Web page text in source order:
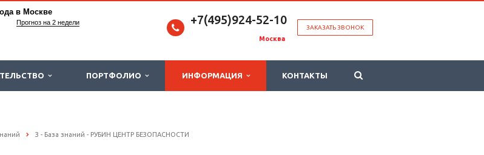
в Москве
Прогноз на 2 недели
ЗАКАЗАТЬ ЗВОНОК
+7(495)924-52-10
Москва
ПОРТФОЛИО ИНФОРМАЦИЯ КОНТАКТЫ
З - База знаний - РУБИН ЦЕНТР БЕЗОПАСНОСТИ